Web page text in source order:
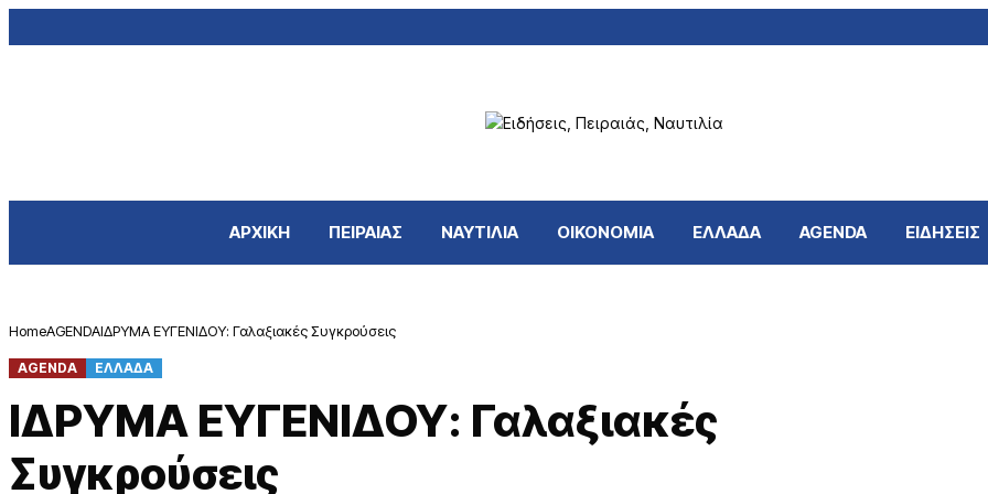
ΑΡΧΙΚΗ ΠΕΙΡΑΙΑΣ ΝΑΥΤΙΛΙΑ ΟΙΚΟΝΟΜΙΑ ΕΛΛΑΔΑ AGENDA ΕΙΔΗΣΕΙΣ
HomeAGENDAΙΔΡΥΜΑ ΕΥΓΕΝΙΔΟΥ: Γαλαξιακές Συγκρούσεις
AGENDA ΕΛΛΑΔΑ
ΙΔΡΥΜΑ ΕΥΓΕΝΙΔΟΥ: Γαλαξιακές
Συγκρούσεις